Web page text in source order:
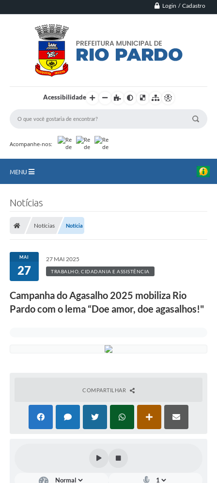
Login / Cadastro
Acessibilidade
Acompanhe-nos:
MENU
ACESSO À INFORMAÇÃO
Publicações Oficiais
Notícias
Serviços ao Cidadão
Secretarias
Notícias
Notícias Notícia
MAI
27
27 MAI 2025
TRABALHO, CIDADANIA E ASSISTÊNCIA
Campanha do Agasalho 2025 mobiliza Rio
Pardo com o lema “Doe amor, doe agasalhos!"
COMPARTILHAR